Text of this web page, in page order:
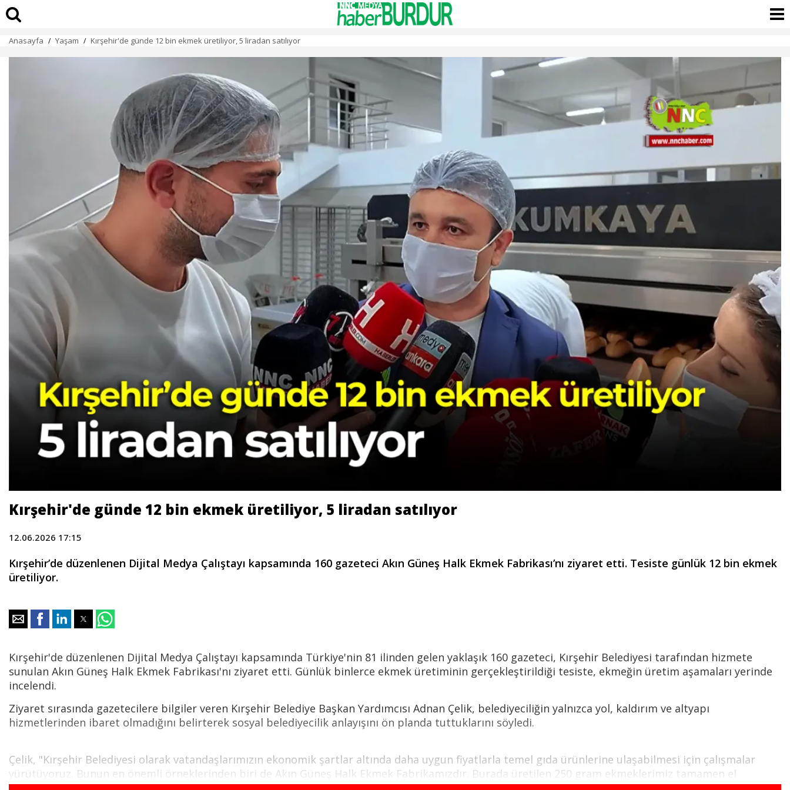
Anasayfa / Yaşam / Kırşehir'de günde 12 bin ekmek üretiliyor, 5 liradan satılıyor
Kırşehir'de günde 12 bin ekmek üretiliyor, 5 liradan satılıyor
12.06.2026 17:15
Kırşehir’de düzenlenen Dijital Medya Çalıştayı kapsamında 160 gazeteci Akın Güneş Halk Ekmek Fabrikası’nı ziyaret etti. Tesiste günlük 12 bin ekmek
üretiliyor.
Kırşehir'de düzenlenen Dijital Medya Çalıştayı kapsamında Türkiye'nin 81 ilinden gelen yaklaşık 160 gazeteci, Kırşehir Belediyesi tarafından hizmete
sunulan Akın Güneş Halk Ekmek Fabrikası'nı ziyaret etti. Günlük binlerce ekmek üretiminin gerçekleştirildiği tesiste, ekmeğin üretim aşamaları yerinde
incelendi.
Ziyaret sırasında gazetecilere bilgiler veren Kırşehir Belediye Başkan Yardımcısı Adnan Çelik, belediyeciliğin yalnızca yol, kaldırım ve altyapı
hizmetlerinden ibaret olmadığını belirterek sosyal belediyecilik anlayışını ön planda tuttuklarını söyledi.
Çelik, "Kırşehir Belediyesi olarak vatandaşlarımızın ekonomik şartlar altında daha uygun fiyatlarla temel gıda ürünlerine ulaşabilmesi için çalışmalar
yürütüyoruz. Bunun en önemli örneklerinden biri de Akın Güneş Halk Ekmek Fabrikamızdır. Burada üretilen 250 gram ekmeklerimiz tamamen el